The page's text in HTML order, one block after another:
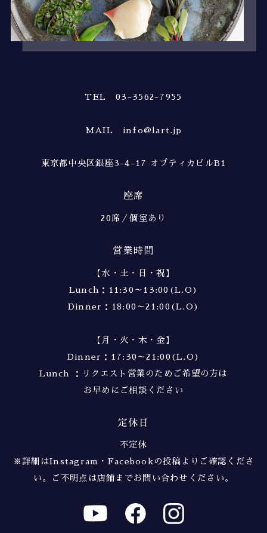
TEL 03-3562-7955
MAIL info@lart.jp
東京都中央区銀座3-4-17 オプティカビルB1
座席
20席／個室あり
営業時間
【水・土・日・祝】
Lunch：11:30～13:00(L.O)
Dinner：18:00～21:00(L.O)
【月・火・木・金】
Dinner：17:30～21:00(L.O)
Lunch ：リクエスト営業のためご希望の方は
お早めにご相談ください
定休日
不定休
※詳細はInstagram・Facebookの投稿よりご確認くださ
い。
ご不明点は店舗までお問い合わせください。